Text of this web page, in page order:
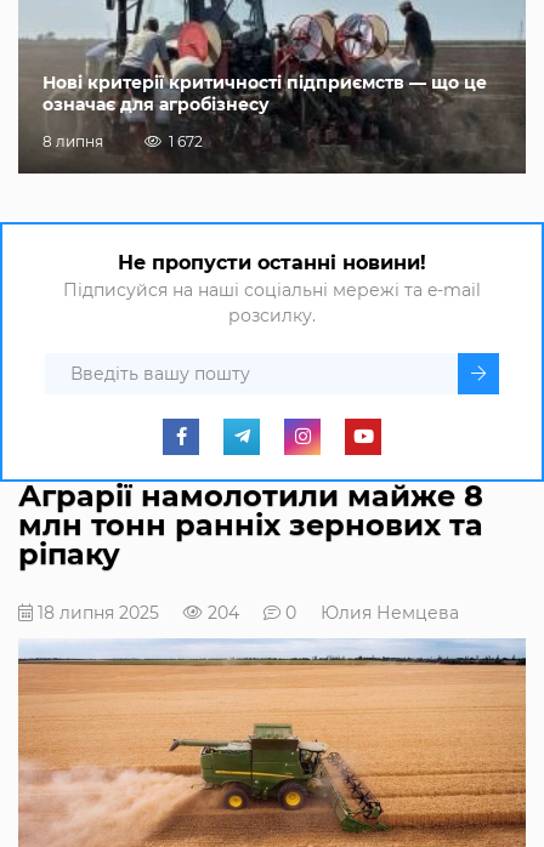
Нові критерії критичності підприємств — що це
означає для агробізнесу
8 липня 1 672
Не пропусти останні новини!
Підписуйся на наші соціальні мережі та e-mail
розсилку.
Аграрії намолотили майже 8
млн тонн ранніх зернових та
ріпаку
18 липня 2025 204 0 Юлия Немцева